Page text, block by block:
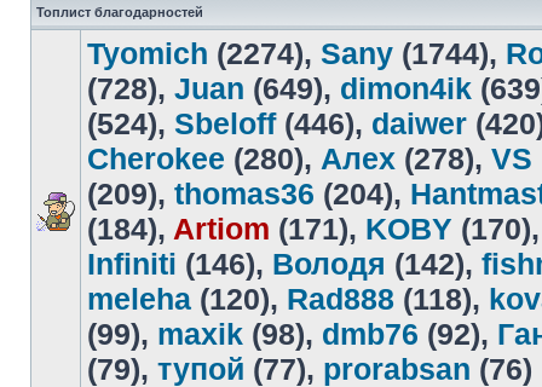
Топлист благодарностей
Tyomich (2274), Sany (1744),
(728), Juan (649), dimon4ik
(524), Sbeloff(446), daiwer
Cherokee (280), Алех (278), VS
(209), thomas36 (204),
(184), Artiom (171), KOBY
Infiniti (146), Володя (142),
meleha (120), Rad888 (118),
(99), maxik (98), dmb76 (92),
(79), тупой (77), prorabsan (76)